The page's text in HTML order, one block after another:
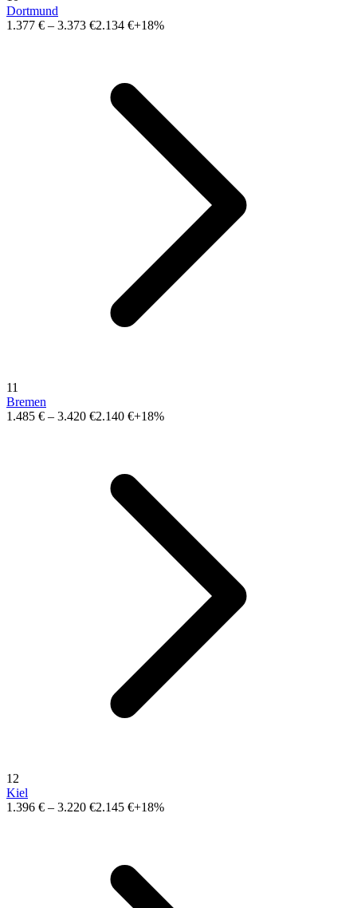
Dortmund
1.377 € – 3.373 €2.134 €+18%
11
Bremen
1.485 € – 3.420 €2.140 €+18%
12
Kiel
1.396 € – 3.220 €2.145 €+18%